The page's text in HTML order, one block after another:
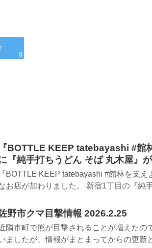
0
『BOTTLE KEEP tatebayashi #館
『純手打ちうどん そば 丸木屋』
『BOTTLE KEEP tatebayashi #館林を支
お店が加わりました。 新宿1丁目の『純
野市クマ目撃情報 2026.2.25
隣市町で熊が目撃されることが増えたの
ましたが、情報がまとまってからの更新